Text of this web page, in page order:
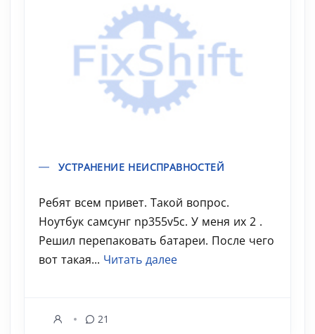
УСТРАНЕНИЕ НЕИСПРАВНОСТЕЙ
Ребят всем привет. Такой вопрос.
Ноутбук самсунг np355v5c. У меня их 2 .
Решил перепаковать батареи. После чего
вот такая... Читать далее
21